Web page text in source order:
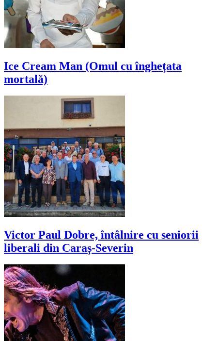
Ice Cream Man (Omul cu înghețata
mortală)
Victor Paul Dobre, întâlnire cu seniorii
liberali din Caraș-Severin